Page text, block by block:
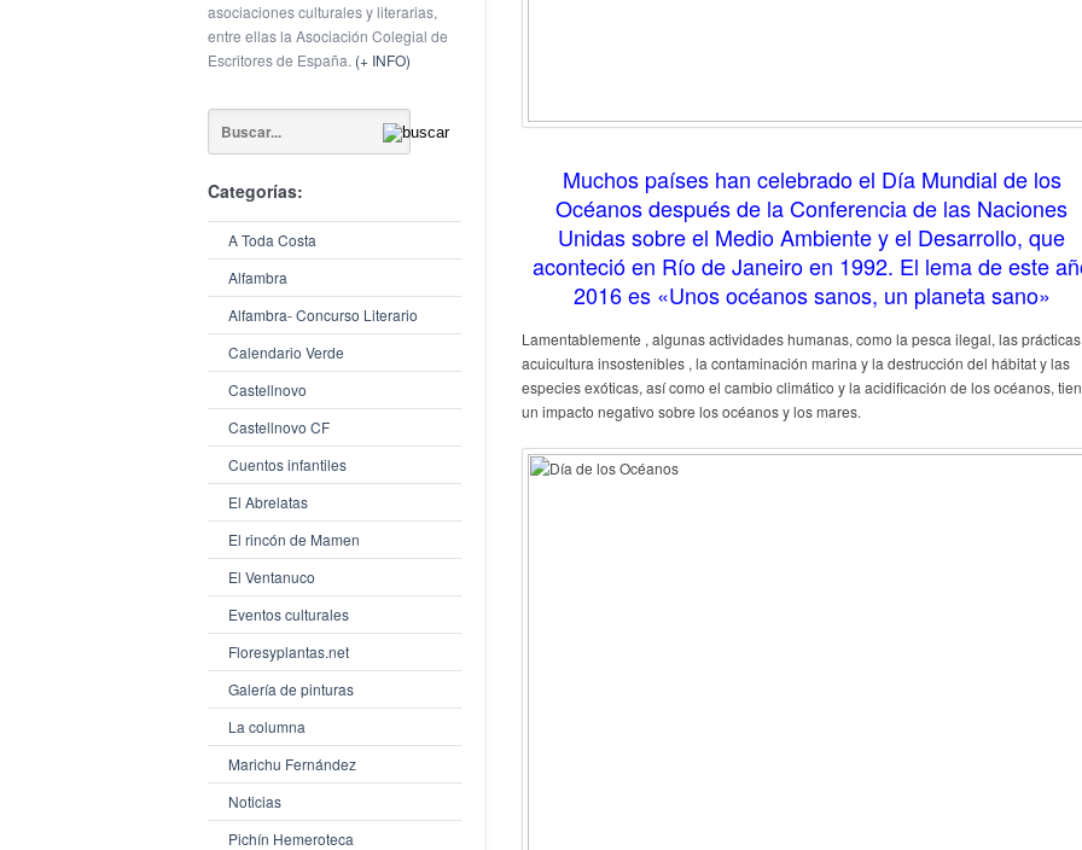
asociaciones culturales y literarias,
entre ellas la Asociación Colegial de
Escritores de España. (+ INFO)
Categorías:
A Toda Costa
Alfambra
Alfambra- Concurso Literario
Calendario Verde
Castellnovo
Castellnovo CF
Cuentos infantiles
El Abrelatas
El rincón de Mamen
El Ventanuco
Eventos culturales
Floresyplantas.net
Galería de pinturas
La columna
Marichu Fernández
Noticias
Pichín Hemeroteca
Muchos países han celebrado el Día Mundial de los
Océanos después de la Conferencia de las Naciones
Unidas sobre el Medio Ambiente y el Desarrollo, que
aconteció en Río de Janeiro en 1992. El lema de este
2016 es «Unos océanos sanos, un planeta sano»
Lamentablemente , algunas actividades humanas, como la pesca ilegal, las
acuicultura insostenibles , la contaminación marina y la destrucción del hábitat y las
especies exóticas, así como el cambio climático y la acidificación de los océanos,
un impacto negativo sobre los océanos y los mares.